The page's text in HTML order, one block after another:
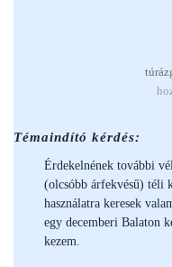
Témaindító kérdés:
Érdekelnének további
(olcsóbb árfekvésű) téli
használatra keresek
egy decemberi Balaton
kezem.